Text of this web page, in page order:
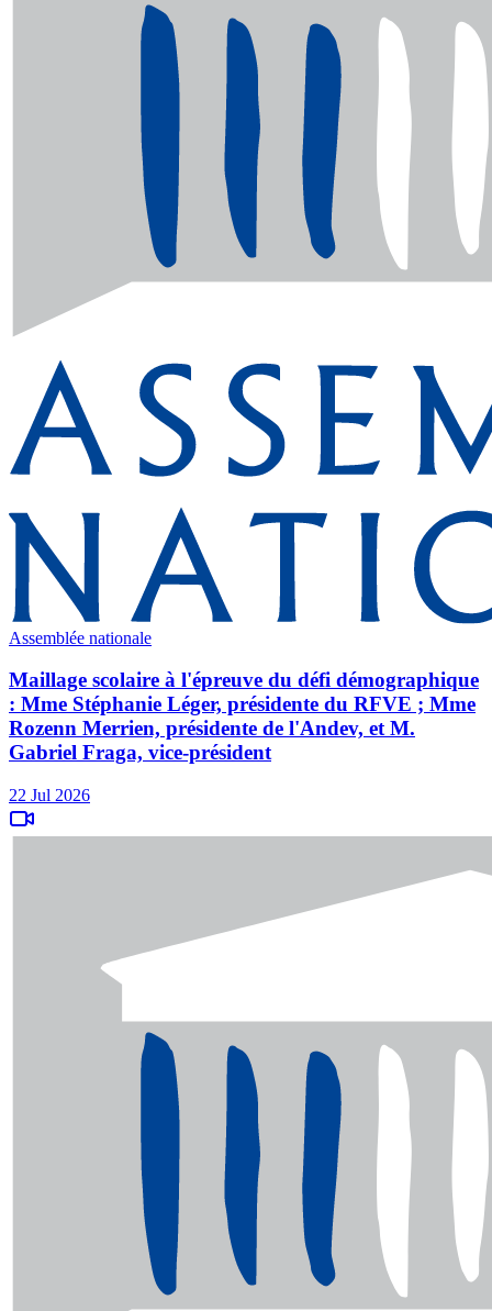
Assemblée nationale
Maillage scolaire à l'épreuve du défi démographique
: Mme Stéphanie Léger, présidente du RFVE ; Mme
Rozenn Merrien, présidente de l'Andev, et M.
Gabriel Fraga, vice-président
22 Jul 2026